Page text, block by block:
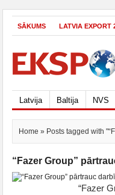
SĀKUMS LATVIA EXPORT
Latvija Baltija NVS
Home » Posts tagged with
“Fazer Group”
“Fazer